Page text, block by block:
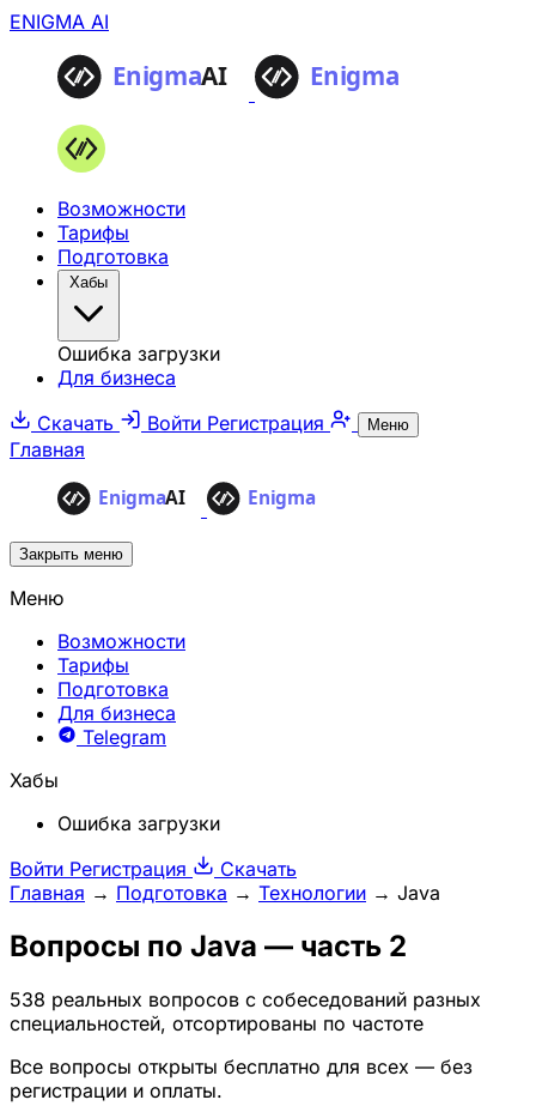
ENIGMA AI
Возможности
Тарифы
Подготовка
Хабы
Ошибка загрузки
Для бизнеса
Скачать
Войти Регистрация Меню
Главная
Закрыть меню
Меню
Возможности
Тарифы
Подготовка
Для бизнеса
Telegram
Хабы
Ошибка загрузки
Войти Регистрация
Скачать
Главная → Подготовка → Технологии → Java
Вопросы по Java — часть 2
538 реальных вопросов с собеседований разных
специальностей, отсортированы по частоте
Все вопросы открыты бесплатно для всех — без
регистрации и оплаты.